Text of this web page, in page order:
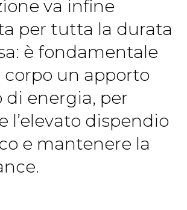
va infine
per tutta la durata
è fondamentale
corpo un apporto
energia, per
l’elevato dispendio
e mantenere la